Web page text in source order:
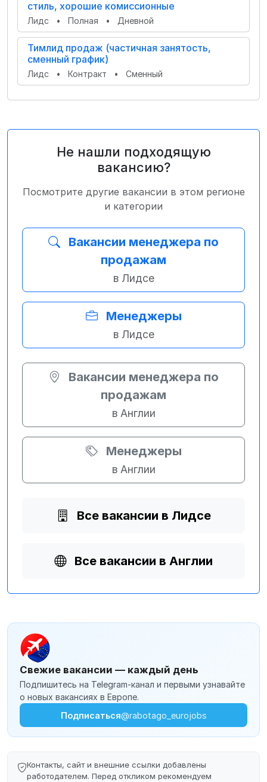
стиль, хорошие комиссионные
Лидс • Полная • Дневной
Тимлид продаж (частичная занятость,
сменный график)
Лидс • Контракт • Сменный
Не нашли подходящую
вакансию?
Посмотрите другие вакансии в этом регионе
и категории
Вакансии менеджера по
продажам
в Лидсе
Менеджеры
в Лидсе
Вакансии менеджера по
продажам
в Англии
Менеджеры
в Англии
Все вакансии в Лидсе
Все вакансии в Англии
Свежие вакансии — каждый день
Подпишитесь на Telegram-канал и первыми узнавайте
о новых вакансиях в Европе.
Подписаться@rabotago_eurojobs
Контакты, сайт и внешние ссылки добавлены
работодателем. Перед откликом рекомендуем